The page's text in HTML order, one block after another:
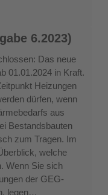
6.2023)
Das neue
01.01.2024 in Kraft.
Heizungen
dürfen, wenn
aus
Bestandsbauten
zum Tragen. Im
welche
Wenn Sie sich
der GEG-
legen…